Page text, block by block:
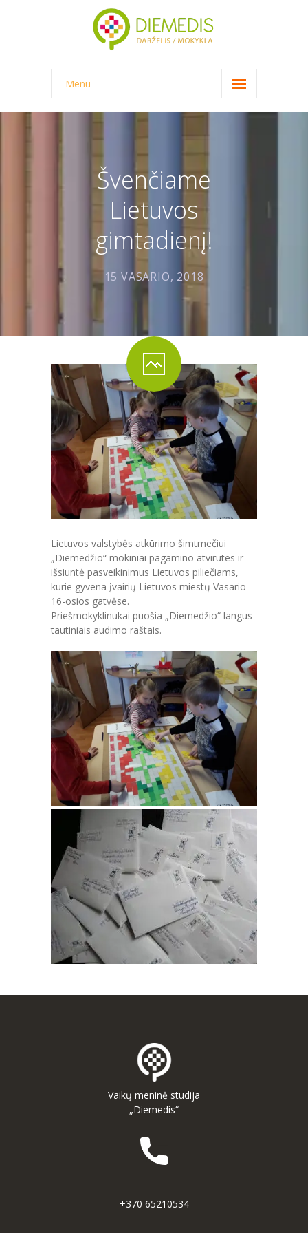
Menu
NAUJIENOS
DARŽELIS
-- DARŽELINUKO DIENA
-- DARŽELIO APLINKA
-- DOKUMENTAI
-- KAINA
-- PRADINUKO DIENA
-- MOKYKLOS APLINKA
-- MAITINIMAS
-- MOKYMOSI PASIEKIMAI
-- DOKUMENTAI
-- KAINA
PAGRINDINĖ MOKYKLA
-- MOKINIO DIENA
-- MOKYKLOS APLINKA
-- MAITINIMAS
-- MOKYMOSI PASIEKIMAI
-- DOKUMENTAI
-- KAINA
PARAMA
KONTAKTAI
EN
Švenčiame
Lietuvos
gimtadienį!
15 VASARIO, 2018
Lietuvos valstybės atkūrimo šimtmečiui
„Diemedžio“ mokiniai pagamino atvirutes ir
išsiuntė pasveikinimus Lietuvos piliečiams,
kurie gyvena įvairių Lietuvos miestų Vasario
16-osios gatvėse.
Priešmokyklinukai puošia „Diemedžio“ langus
tautiniais audimo raštais.
Vaikų meninė studija
„Diemedis“
+370 65210534